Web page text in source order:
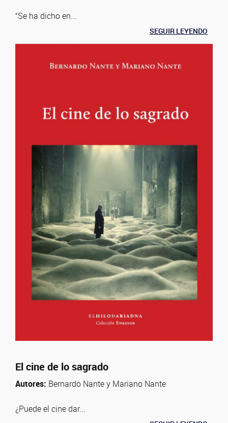
“Se ha dicho en...
SEGUIR LEYENDO
El cine de lo sagrado
Autores: Bernardo Nante y Mariano Nante
¿Puede el cine dar...